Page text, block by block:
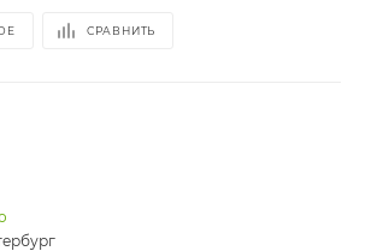
СРАВНИТЬ